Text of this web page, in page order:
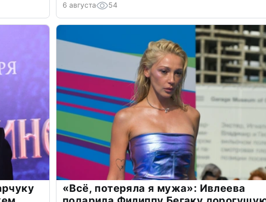
6 августа 54
«Всё, потеряла я мужа»: Ивлеева